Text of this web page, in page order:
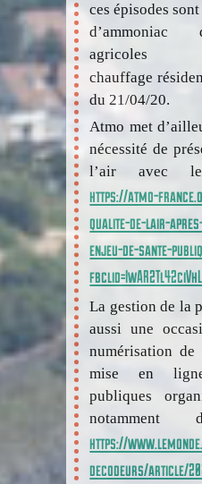
ces épisodes
d’ammoniac
chauffage
du 21/04/20.
Atmo met
nécessité de
l’air avec le
https://atmo-
qualite-de-lair-
enjeu-de-sante-
La gestion de la
aussi une
numérisation
mise en
publiques
https://
decodeurs/article/